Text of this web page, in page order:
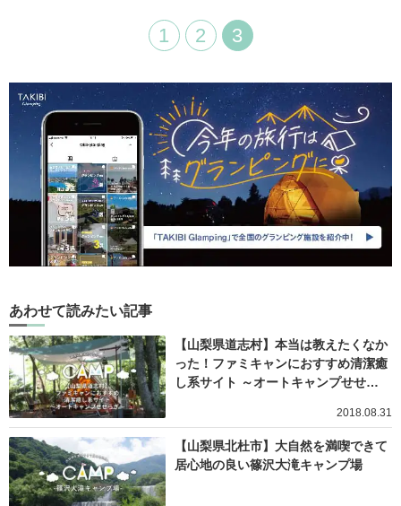
1 2 3
あわせて読みたい記事
【山梨県道志村】本当は教えたくなか
った！ファミキャンにおすすめ清潔癒
し系サイト ～オートキャンプせせ…
2018.08.31
【山梨県北杜市】大自然を満喫できて
居心地の良い篠沢大滝キャンプ場